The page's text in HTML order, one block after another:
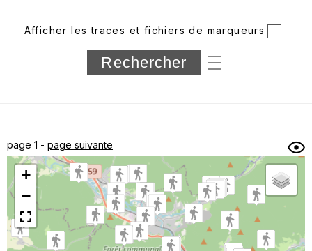
Département
Longueur min/max
sous-dossiers
Trier par
Horodatage Photos
Afficher les traces et fichiers de marqueurs
page 1 - page suivante
+
−